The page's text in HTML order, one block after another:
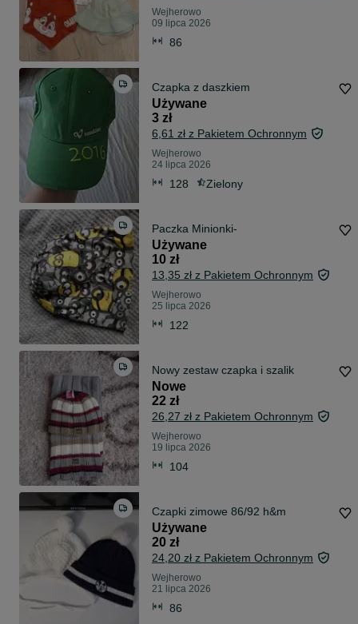
Wejherowo
09 lipca 2026
86
Czapka z daszkiem
Używane
3 zł
6,61 zł z Pakietem Ochronnym
Wejherowo
24 lipca 2026
128 Zielony
Paczka Minionki-
Używane
10 zł
13,35 zł z Pakietem Ochronnym
Wejherowo
25 lipca 2026
122
Nowy zestaw czapka i szalik
Nowe
22 zł
26,27 zł z Pakietem Ochronnym
Wejherowo
19 lipca 2026
104
Czapki zimowe 86/92 h&m
Używane
20 zł
24,20 zł z Pakietem Ochronnym
Wejherowo
21 lipca 2026
86